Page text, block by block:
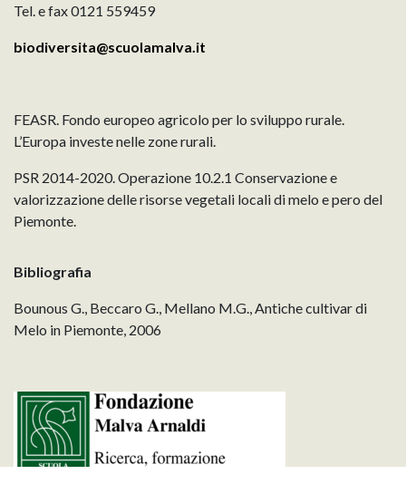
Tel. e fax 0121 559459
biodiversita@scuolamalva.it
FEASR. Fondo europeo agricolo per lo sviluppo rurale.
L’Europa investe nelle zone rurali.
PSR 2014-2020. Operazione 10.2.1 Conservazione e
valorizzazione delle risorse vegetali locali di melo e pero del
Piemonte.
Bibliografia
Bounous G., Beccaro G., Mellano M.G., Antiche cultivar di
Melo in Piemonte, 2006